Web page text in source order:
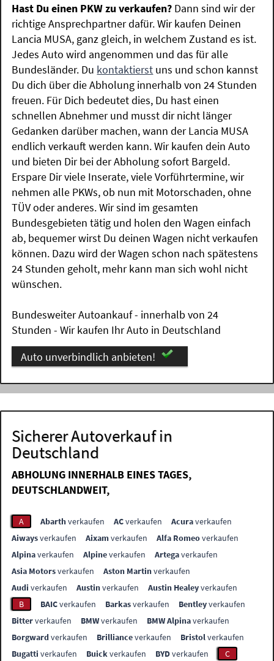
Hast Du einen PKW zu verkaufen? Dann sind wir der
richtige Ansprechpartner dafür. Wir kaufen Deinen
Lancia MUSA, ganz gleich, in welchem Zustand es ist.
Jedes Auto wird angenommen und das für alle
Bundesländer. Du kontaktierst uns und schon kannst
Du dich über die Abholung innerhalb von 24 Stunden
freuen. Für Dich bedeutet dies, Du hast einen
schnellen Abnehmer und musst dir nicht länger
Gedanken darüber machen, wann der Lancia MUSA
endlich verkauft werden kann. Wir kaufen dein Auto
und bieten Dir bei der Abholung sofort Bargeld.
Erspare Dir viele Inserate, viele Vorführtermine, wir
nehmen alle PKWs, ob nun mit Motorschaden, ohne
TÜV oder anderes. Wir sind im gesamten
Bundesgebieten tätig und holen den Wagen einfach
ab, bequemer wirst Du deinen Wagen nicht verkaufen
können. Dazu wird der Wagen schon nach spätestens
24 Stunden geholt, mehr kann man sich wohl nicht
wünschen.
Bundesweiter Autoankauf - innerhalb von 24
Stunden - Wir kaufen Ihr Auto in Deutschland
Auto unverbindlich anbieten!
Sicherer Autoverkauf in
Deutschland
ABHOLUNG INNERHALB EINES TAGES,
DEUTSCHLANDWEIT,
A Abarthverkaufen ACverkaufen Acuraverkaufen
Aiwaysverkaufen Aixamverkaufen Alfa Romeoverkaufen
Alpinaverkaufen Alpineverkaufen Artegaverkaufen
Asia Motorsverkaufen Aston Martinverkaufen
Audi verkaufen Austinverkaufen Austin Healeyverkaufen
B
BAICverkaufen Barkasverkaufen Bentleyverkaufen
Bitterverkaufen BMWverkaufen BMW Alpinaverkaufen
Borgwardverkaufen Brillianceverkaufen Bristolverkaufen
Bugatti verkaufen Buickverkaufen BYDverkaufen C